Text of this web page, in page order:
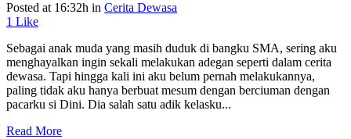
Posted at 16:32h in Cerita Dewasa
1 Like
Sebagai anak muda yang masih duduk di bangku SMA, sering aku
menghayalkan ingin sekali melakukan adegan seperti dalam cerita
dewasa. Tapi hingga kali ini aku belum pernah melakukannya,
paling tidak aku hanya berbuat mesum dengan berciuman dengan
pacarku si Dini. Dia salah satu adik kelasku...
Read More